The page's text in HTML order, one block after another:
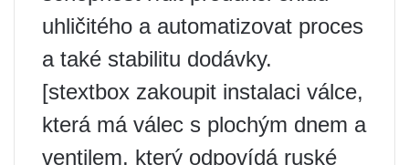
uhličitého a automatizovat proces
a také stabilitu dodávky.
[stextbox zakoupit instalaci válce,
která má válec s plochým dnem a
ventilem, který odpovídá ruské